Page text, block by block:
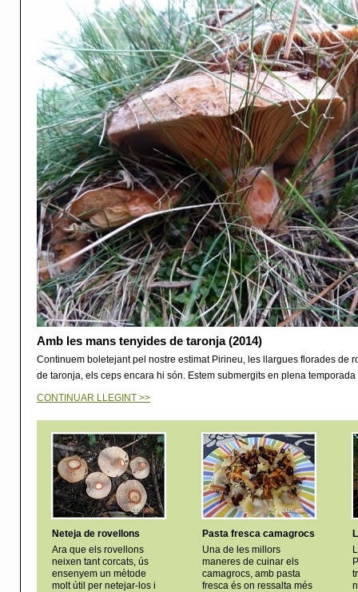
Amb les mans tenyides de taronja (2014)
Continuem boletejant pel nostre estimat Pirineu, les llargues florades de
de taronja, els ceps encara hi són. Estem submergits en plena
CONTINUAR LLEGINT >>
Neteja de rovellons
Ara que els rovellons
neixen tant corcats, ús
ensenyem un mètode
molt útil per netejar-los i
Pasta fresca camagrocs
Una de les millors
maneres de cuinar els
camagrocs, amb pasta
fresca és on ressalta més